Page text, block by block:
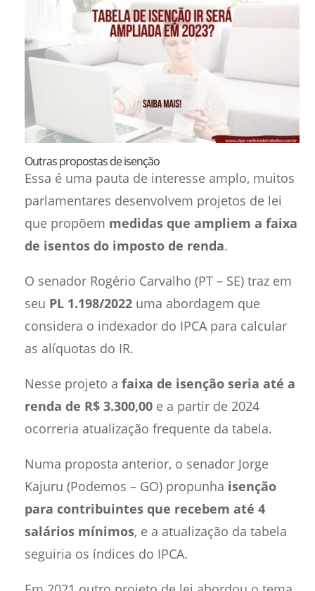
Outras propostas de isenção
Essa é uma pauta de interesse amplo, muitos
parlamentares desenvolvem projetos de lei
que propõem medidas que ampliem a faixa
de isentos do imposto de renda.
O senador Rogério Carvalho (PT – SE) traz em
seu PL 1.198/2022uma abordagem que
considera o indexador do IPCA para calcular
as alíquotas do IR.
Nesse projeto a faixa de isenção seria até a
renda de R$ 3.300,00e a partir de 2024
ocorreria atualização frequente da tabela.
Numa proposta anterior, o senador Jorge
Kajuru (Podemos – GO) propunha isenção
para contribuintes que recebem até 4
salários mínimos, e a atualização da tabela
seguiria os índices do IPCA.